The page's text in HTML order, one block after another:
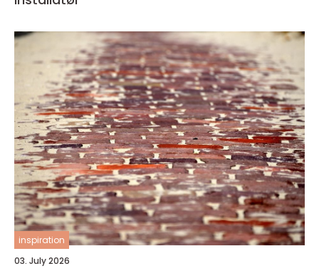
inspiration
03. July 2026